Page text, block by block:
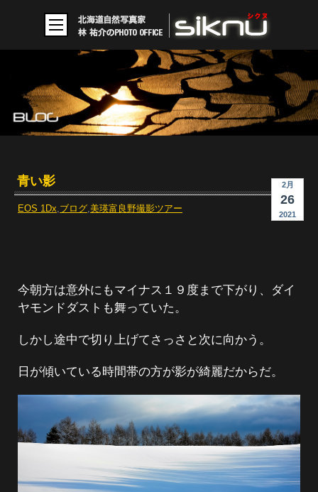
2月
26
2021
青い影
EOS 1Dx,ブログ,美瑛富良野撮影ツアー
今朝方は意外にもマイナス１９度まで下がり、ダイ
ヤモンドダストも舞っていた。
しかし途中で切り上げてさっさと次に向かう。
日が傾いている時間帯の方が影が綺麗だからだ。